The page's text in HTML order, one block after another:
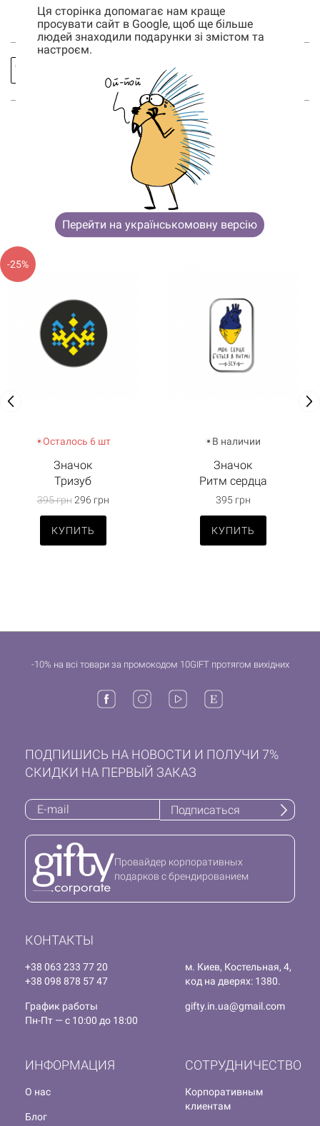
Значок Тризуб
Значок Ритм сердца
Спросить
про товар
ВОЗМОЖНО, ТЕБЯ ТАКЖЕ
ЗАИНТЕРЕСУЮТ
-25%
Осталось 6 шт
Значок
Тризуб
395 грн296 грн
КУПИТЬ
В наличии
Значок
Ритм сердца
395 грн
КУПИТЬ
-10% на всі товари за промокодом 10GIFT протягом вихідних
КОНТАКТЫ
+38 063 233 77 20
+38 098 878 57 47
м. Киев, Костельная, 4,
код на дверях: 1380.
График работы
Пн-Пт — с 10:00 до 18:00
gifty.in.ua@gmail.com
СОТРУДНИЧЕСТВО
Корпоративным
клиентам
ИНФОРМАЦИЯ
О нас
Блог
ПОДПИШИСЬ НА НОВОСТИ И ПОЛУЧИ 7%
СКИДКИ НА ПЕРВЫЙ ЗАКАЗ
Подписаться
Провайдер корпоративных
подарков с брендированием
Ця сторінка допомагає нам краще
просувати сайт в Google, щоб ще більше
людей знаходили подарунки зі змістом та
настроєм.
Перейти на українськомовну версію
Корзина 0 товары
Корзина пуста